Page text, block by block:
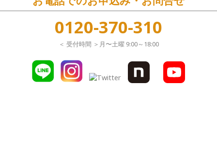
0120-370-310
＜ 受付時間 ＞月〜土曜 9:00～18:00